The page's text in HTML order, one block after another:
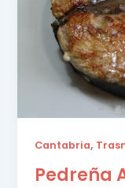
Cantabria,
Pedreña